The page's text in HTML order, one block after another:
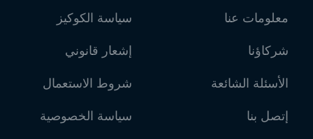
معلومات عنا
شركاؤنا
الأسئلة الشائعة
إتصل بنا
سياسة الكوكيز
إشعار قانوني
شروط الاستعمال
سياسة الخصوصية